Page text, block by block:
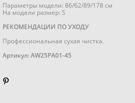
Параметры модели: 86/62/89/178 см
На модели размер: S
РЕКОМЕНДАЦИИ ПО УХОДУ
Профессиональная сухая чистка.
Артикул: AW25PA01-45